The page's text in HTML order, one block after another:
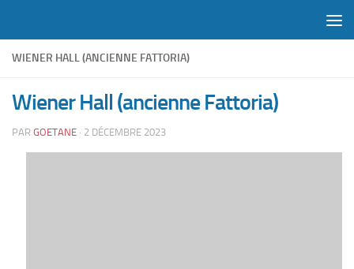
WIENER HALL (ANCIENNE FATTORIA)
Wiener Hall (ancienne Fattoria)
PAR GOETANE · 2 DÉCEMBRE 2023